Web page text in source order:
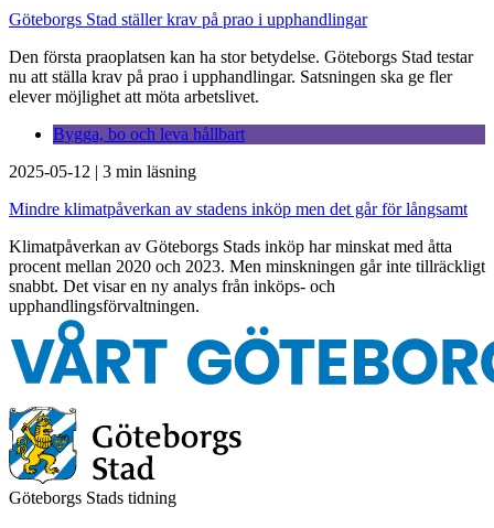
Göteborgs Stad ställer krav på prao i upphandlingar
Den första praoplatsen kan ha stor betydelse. Göteborgs Stad testar
nu att ställa krav på prao i upphandlingar. Satsningen ska ge fler
elever möjlighet att möta arbetslivet.
Bygga, bo och leva hållbart
2025-05-12 | 3 min läsning
Mindre klimatpåverkan av stadens inköp men det går för långsamt
Klimatpåverkan av Göteborgs Stads inköp har minskat med åtta
procent mellan 2020 och 2023. Men minskningen går inte tillräckligt
snabbt. Det visar en ny analys från inköps- och
upphandlingsförvaltningen.
Göteborgs Stads tidning